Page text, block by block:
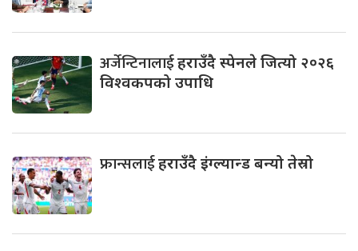
अर्जेन्टिनालाईहराउँदै स्पेनले जित्यो २०२६
विश्वकपको उपाधि
फ्रान्सलाईहराउँदै इंग्ल्यान्ड बन्यो तेस्रो